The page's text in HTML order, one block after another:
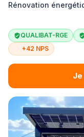
Rénovation
QUALIBAT-RGE
+42 NPS